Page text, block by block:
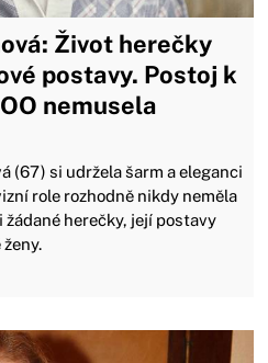
Život herečky
postavy. Postoj k
nemusela
(67) si udržela šarm a eleganci
role rozhodně nikdy neměla
herečky, její postavy